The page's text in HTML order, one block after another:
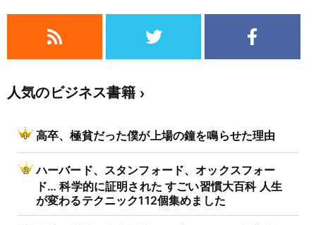
人気のビジネス書籍
高卒、極貧だった僕が上場の鐘を鳴らせた理由
ハーバード、スタンフォード、オックスフォー
ド… 科学的に証明された すごい習慣大百科 人生
が変わるテクニック112個集めました